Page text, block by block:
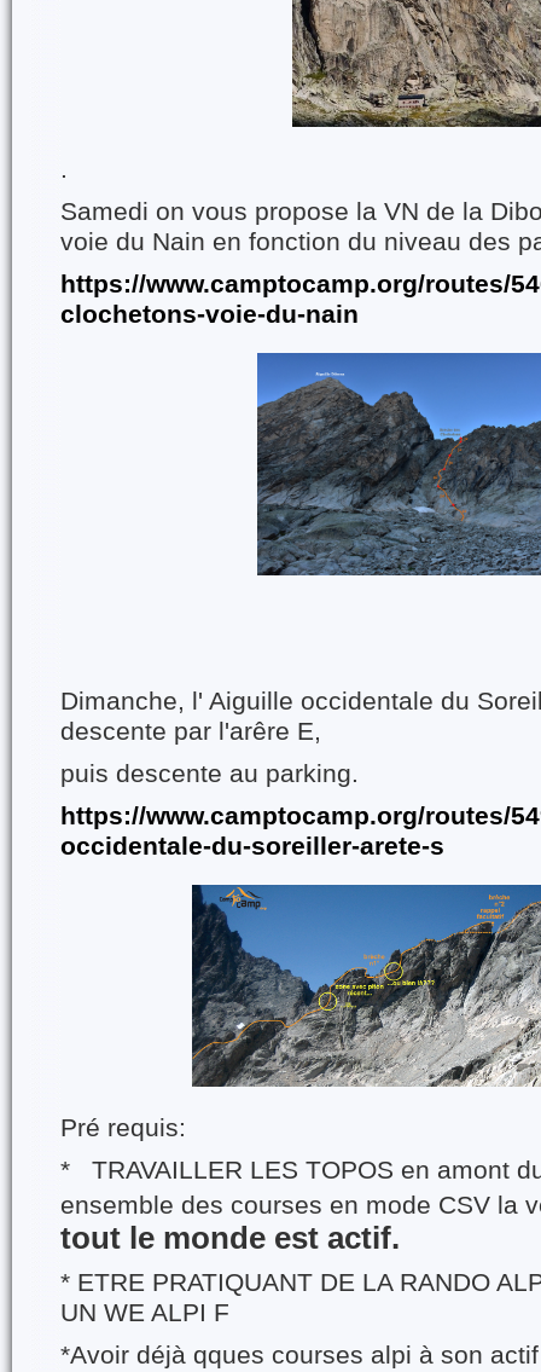
.
Samedi on vous propose la VN de la
voie du Nain en fonction du niveau des
https://www.camptocamp.org/routes/
clochetons-voie-du-nain
Dimanche, l' Aiguille occidentale du
descente par l'arêre E,
puis descente au parking.
https://www.camptocamp.org/routes/
occidentale-du-soreiller-arete-s
Pré requis:
* TRAVAILLER LES TOPOS en amont
ensemble des courses en mode CSV la
tout le monde est actif.
* ETRE PRATIQUANT DE LA RANDO
UN WE ALPI F
*Avoir déjà qques courses alpi à son actif